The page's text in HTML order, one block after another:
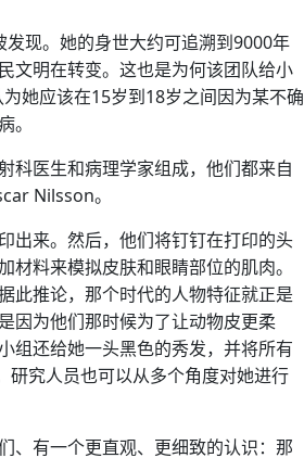
现。她的身世大约可追溯到9000年
文明在转变。这也是为何该团队给小
她应该在15岁到18岁之间因为某不确
。
科医生和病理学家组成，他们都来自
Nilsson。
出来。然后，他们将钉钉在打印的头
料来模拟皮肤和眼睛部位的肌肉。
此推论，那个时代的人物特征就正是
因为他们那时候为了让动物皮更柔
组还给她一头黑色的秀发，并将所有
研究人员也可以从多个角度对她进行
、有一个更直观、更细致的认识：那